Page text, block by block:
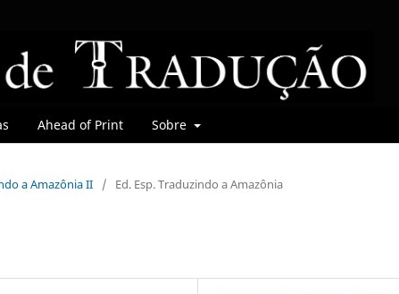
Ahead of Print Sobre
a Amazônia II / Ed. Esp. Traduzindo a Amazônia